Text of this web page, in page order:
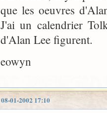
que les oeuvres
J'ai un calendrier
d'Alan Lee figurent.
eowyn
08-01-2002 17:10